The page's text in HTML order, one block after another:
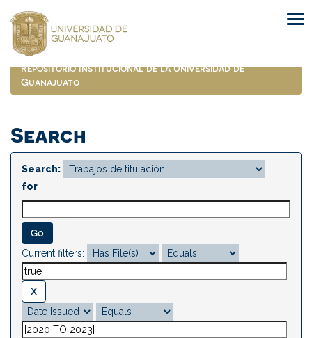
navigation
Repositorio Institucional de la Universidad de
Guanajuato
Search
Search:
for
Current filters: